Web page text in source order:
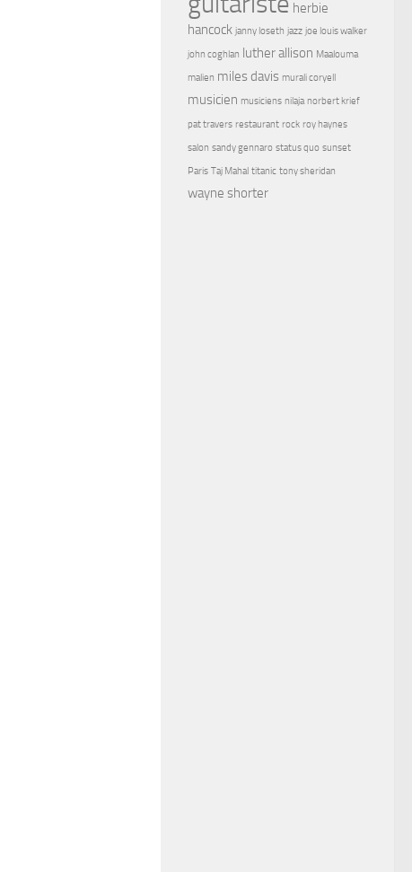
herbie
hancock janny loseth jazz joe louis walker
john coghlan luther allison Maalouma
malien miles davis murali coryell
musicien musiciens nilaja norbert krief
pat travers restaurant rock roy haynes
salon sandy gennaro status quo sunset
Paris Taj Mahal titanic tony sheridan
wayne shorter